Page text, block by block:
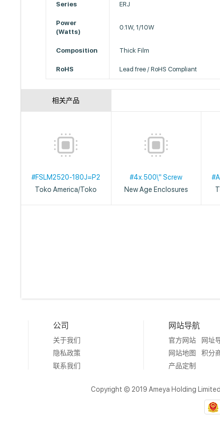
Series ERJ
Power
(Watts)
0.1W, 1/10W
Composition Thick Film
RoHS Lead free / RoHS Compliant
相关产品
#FSLM2520-180J=P2
Toko America/Toko
#4x.500\" Screw
New Age Enclosures
公司
关于我们
隐私政策
联系我们
网站导航
官方网站
网址
网站地图
积分
产品定制
Copyright © 2019 Ameya Holding